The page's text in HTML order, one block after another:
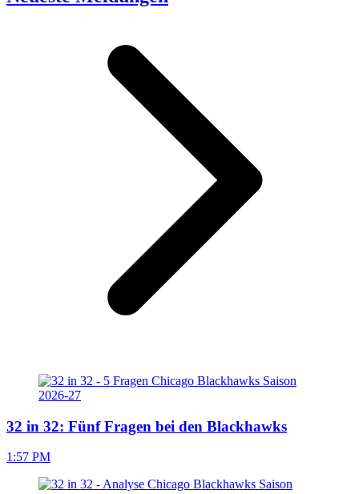
32 in 32: Fünf Fragen bei den Blackhawks
1:57 PM